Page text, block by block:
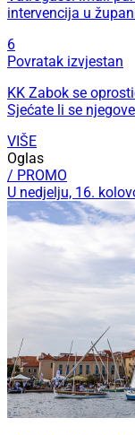
intervencija u
6
Povratak izvjestan
KK Zabok se
Sjećate li se
VIŠE
Oglas
/ PROMO
U nedjelju, 16.